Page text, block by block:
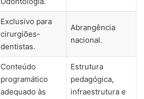
Exclusivo para
cirurgiões-
dentistas.
Abrangência
nacional.
Conteúdo
programático
adequado às
Estrutura
pedagógica,
infraestrutura e